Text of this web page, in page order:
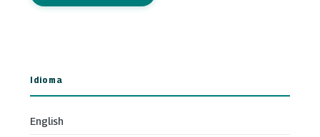
Idioma
English